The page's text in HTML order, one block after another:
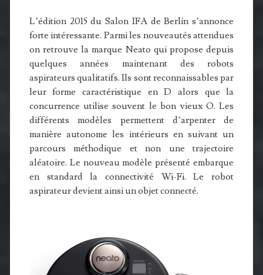
L’édition 2015 du Salon IFA de Berlin s’annonce
forte intéressante. Parmi les nouveautés attendues
on retrouve la marque Neato qui propose depuis
quelques années maintenant des robots
aspirateurs qualitatifs. Ils sont reconnaissables par
leur forme caractéristique en D alors que la
concurrence utilise souvent le bon vieux O. Les
différents modèles permettent d’arpenter de
manière autonome les intérieurs en suivant un
parcours méthodique et non une trajectoire
aléatoire. Le nouveau modèle présenté embarque
en standard la connectivité Wi-Fi. Le robot
aspirateur devient ainsi un objet connecté.